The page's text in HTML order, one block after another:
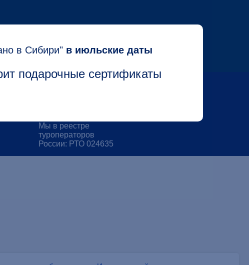
Мы в реестре
туроператоров
России: РТО 024635
в Сибири" в июльские даты
подарочные сертификаты